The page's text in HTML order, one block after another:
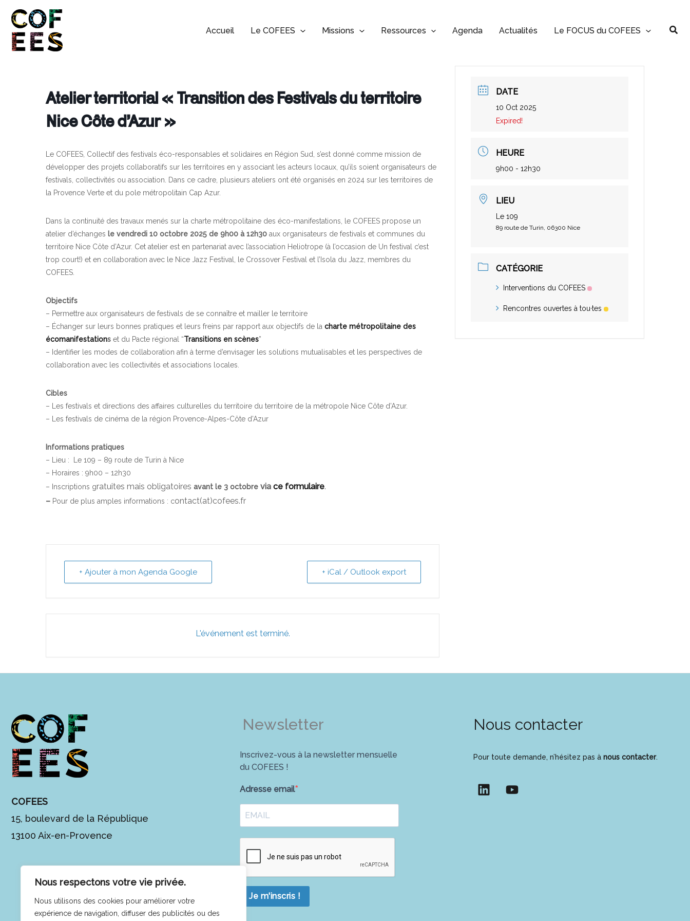
Nous respectons votre vie privée.
Nous utilisons des cookies pour améliorer votre
expérience de navigation, diffuser des publicités ou des
Accueil Le COFEES Missions Ressources Agenda Actualités Le FOCUS du COFEES
Atelier territorial « Transition des Festivals du territoire
Nice Côte d’Azur »
Le COFEES, Collectif des festivals éco-responsables et solidaires en Région Sud, s’est donné comme mission de
développer des projets collaboratifs sur les territoires en y associant les acteurs locaux, qu’ils soient organisateurs de
festivals, collectivités ou association. Dans ce cadre, plusieurs ateliers ont été organisés en 2024 sur les territoires de
la Provence Verte et du pole métropolitain Cap Azur.
Dans la continuité des travaux menés sur la charte métropolitaine des éco-manifestations, le COFEES propose un
atelier d’échanges le vendredi 10 octobre 2025 de 9h00 à 12h30 aux organisateurs de festivals et communes du
territoire Nice Côte d’Azur. Cet atelier est en partenariat avec l’association Heliotrope (à l’occasion de Un festival c’est
trop court!) et en collaboration avec le Nice Jazz Festival, le Crossover Festival et l’Isola du Jazz, membres du
COFEES.
Objectifs
– Permettre aux organisateurs de festivals de se connaître et mailler le territoire
– Échanger sur leurs bonnes pratiques et leurs freins par rapport aux objectifs de la charte métropolitaine des
écomanifestations et du Pacte régional “Transitions en scènes”
– Identifier les modes de collaboration afin à terme d’envisager les solutions mutualisables et les perspectives de
collaboration avec les collectivités et associations locales.
Cibles
– Les festivals et directions des affaires culturelles du territoire du territoire de la métropole Nice Côte d’Azur.
– Les festivals de cinéma de la région Provence-Alpes-Côte d’Azur
Informations pratiques
– Lieu : Le 109 – 89 route de Turin à Nice
– Horaires : 9h00 – 12h30
– Inscriptions gratuites mais obligatoires avant le 3 octobre via ce formulaire.
– Pour de plus amples informations : contact(at)cofees.fr
+ Ajouter à mon Agenda Google + iCal / Outlook export
L'événement est terminé.
DATE
10 Oct 2025
Expired!
HEURE
9h00 - 12h30
LIEU
Le 109
89 route de Turin, 06300 Nice
CATÉGORIE
Interventions du COFEES
Rencontres ouvertes à tou·tes
COFEES
15, boulevard de la République
13100 Aix-en-Provence
Newsletter
Inscrivez-vous à la newsletter mensuelle
du COFEES !
Adresse email
Je m'inscris !
Nous contacter
Pour toute demande, n’hésitez pas à nous contacter.